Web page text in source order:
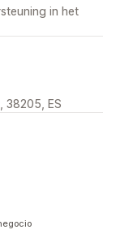
in het
38205, ES